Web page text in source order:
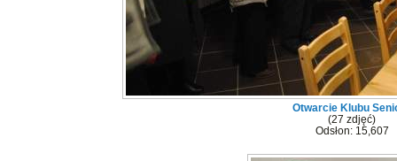
Otwarcie Klubu
(27 zdjęć)
Odsłon: 15,607